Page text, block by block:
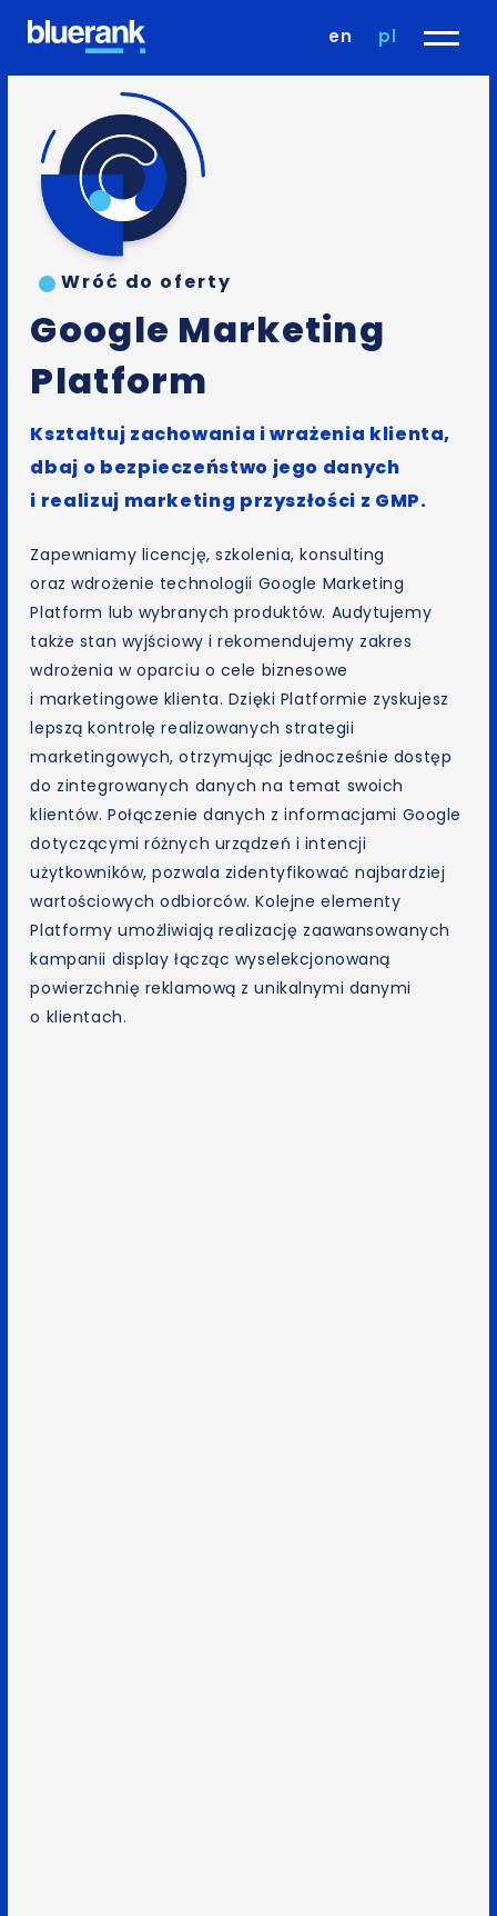
en pl
Wróć do oferty
Google Marketing
Platform
Kształtuj zachowania i wrażenia klienta,
dbaj o bezpieczeństwo jego danych
i realizuj marketing przyszłości z GMP.
Zapewniamy licencję, szkolenia, konsulting
oraz wdrożenie technologii Google Marketing
Platform lub wybranych produktów. Audytujemy
także stan wyjściowy i rekomendujemy zakres
wdrożenia w oparciu o cele biznesowe
i marketingowe klienta. Dzięki Platformie zyskujesz
lepszą kontrolę realizowanych strategii
marketingowych, otrzymując jednocześnie dostęp
do zintegrowanych danych na temat swoich
klientów. Połączenie danych z informacjami Google
dotyczącymi różnych urządzeń i intencji
użytkowników, pozwala zidentyfikować najbardziej
wartościowych odbiorców. Kolejne elementy
Platformy umożliwiają realizację zaawansowanych
kampanii display łącząc wyselekcjonowaną
powierzchnię reklamową z unikalnymi danymi
o klientach.